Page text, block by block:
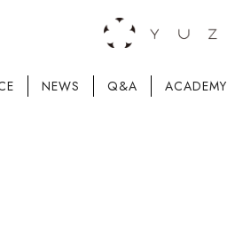
NEWS Q&A ACADEMY